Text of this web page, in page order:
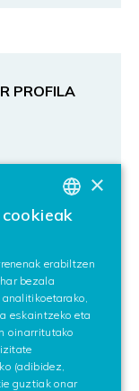
PROFILA
BASQUE
×
erabiltzen
bezala
eskaintzeko eta
oinarritutako
(adibidez,
guztiak onar